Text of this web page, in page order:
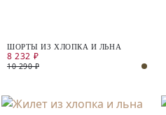
ШОРТЫ ИЗ ХЛОПКА И ЛЬНА
8 232 ₽
10 290 ₽